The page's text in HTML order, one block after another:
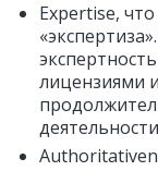
Expertise,
лицензиями